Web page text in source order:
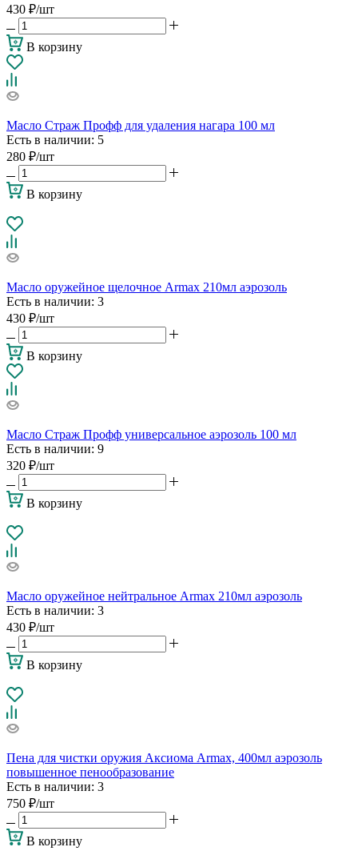
430 ₽/шт
В корзину
Масло Страж Профф для удаления нагара 100 мл
Есть в наличии: 5
280 ₽/шт
В корзину
Масло оружейное щелочное Armax 210мл аэрозоль
Есть в наличии: 3
430 ₽/шт
В корзину
Масло Страж Профф универсальное аэрозоль 100 мл
Есть в наличии: 9
320 ₽/шт
В корзину
Масло оружейное нейтральное Armax 210мл аэрозоль
Есть в наличии: 3
430 ₽/шт
В корзину
Пена для чистки оружия Аксиома Armax, 400мл аэрозоль
повышенное пенообразование
Есть в наличии: 3
750 ₽/шт
В корзину